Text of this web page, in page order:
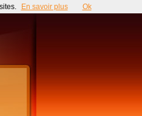
En savoir plus Ok